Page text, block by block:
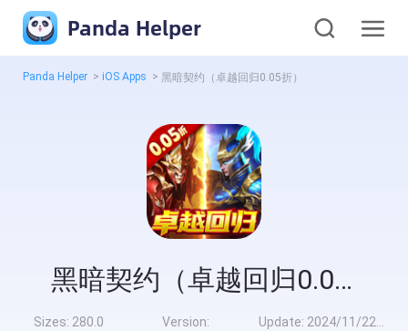
Panda Helper
Panda Helper > iOS Apps > 黑暗契约（卓越回归0.05折）
黑暗契约（卓越回归0.05折）
Sizes: 280.0 Version: Update: 2024/11/22 10:00:00